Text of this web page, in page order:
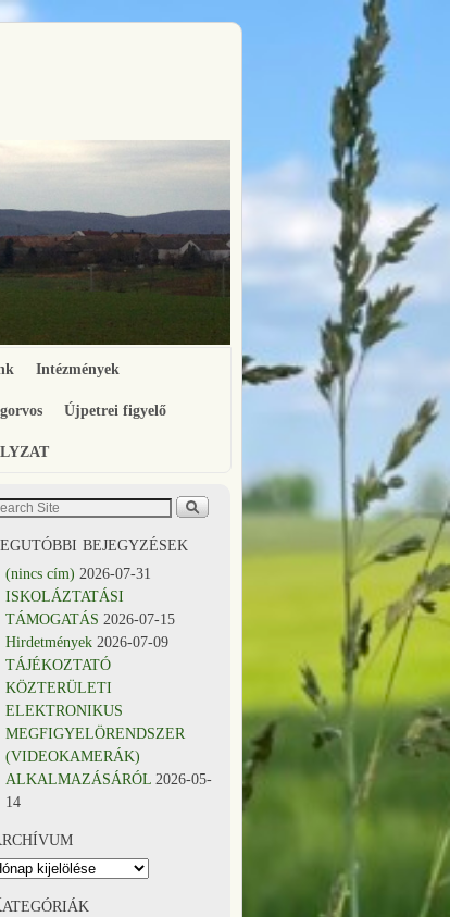
Intézmények
Újpetrei figyelő
bejegyzések
(nincs cím) 2026-07-31
ISKOLÁZTATÁSI
TÁMOGATÁS 2026-07-15
Hirdetmények 2026-07-09
TÁJÉKOZTATÓ
KÖZTERÜLETI
ELEKTRONIKUS
MEGFIGYELÖRENDSZER
(VIDEOKAMERÁK)
ALKALMAZÁSÁRÓL 2026-05-
14